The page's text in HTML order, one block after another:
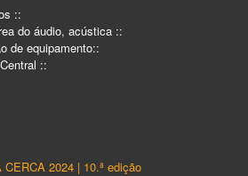
::
do áudio, acústica ::
de equipamento::
::
2024 | 10.ª edição